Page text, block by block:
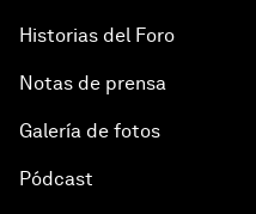
A Conversation with
The Union of States
Historias del Foro
Notas de prensa
Galería de fotos
Pódcast